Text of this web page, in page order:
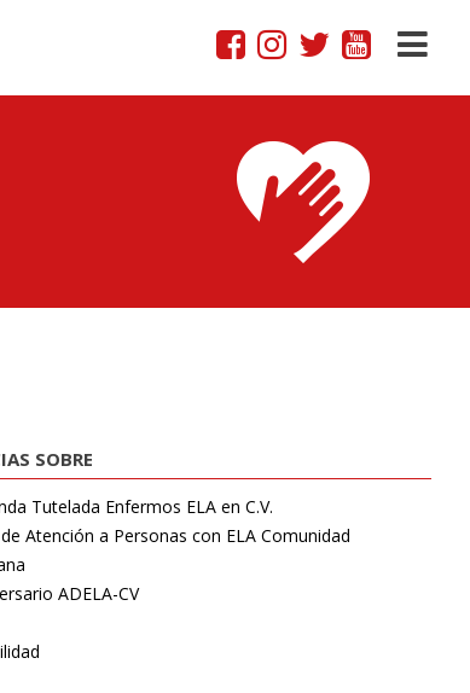
SOBRE
Tutelada Enfermos ELA en C.V.
de Atención a Personas con ELA Comunidad
ADELA-CV